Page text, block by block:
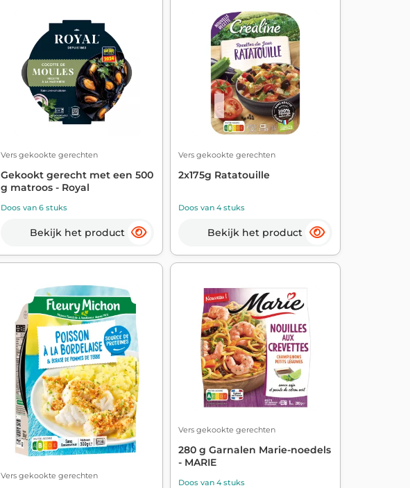
Vers gekookte gerechten
Gekookt gerecht met een 500
g matroos - Royal
Doos van 6 stuks
Bekijk het product
Vers gekookte gerechten
2x175g Ratatouille
Doos van 4 stuks
Bekijk het product
Vers gekookte gerechten
Vers gekookte gerechten
280 g Garnalen Marie-noedels
- MARIE
Doos van 4 stuks